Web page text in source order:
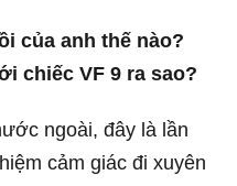
của anh thế nào?
chiếc VF 9 ra sao?
ngoài, đây là lần
cảm giác đi xuyên